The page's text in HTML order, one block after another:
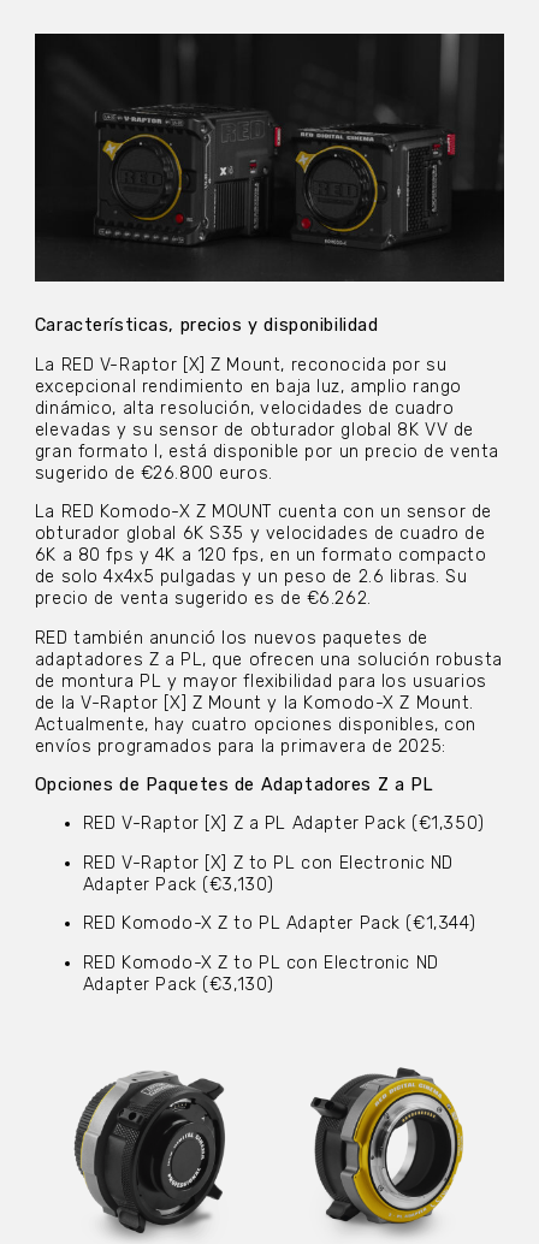
Características, precios y disponibilidad
La RED V-Raptor [X] Z Mount, reconocida por su
excepcional rendimiento en baja luz, amplio rango
dinámico, alta resolución, velocidades de cuadro
elevadas y su sensor de obturador global 8K VV de
gran formato l, está disponible por un precio de venta
sugerido de €26.800 euros.
La RED Komodo-X Z MOUNT cuenta con un sensor de
obturador global 6K S35 y velocidades de cuadro de
6K a 80 fps y 4K a 120 fps, en un formato compacto
de solo 4x4x5 pulgadas y un peso de 2.6 libras. Su
precio de venta sugerido es de €6.262.
RED también anunció los nuevos paquetes de
adaptadores Z a PL, que ofrecen una solución robusta
de montura PL y mayor flexibilidad para los usuarios
de la V-Raptor [X] Z Mount y la Komodo-X Z Mount.
Actualmente, hay cuatro opciones disponibles, con
envíos programados para la primavera de 2025:
Opciones de Paquetes de Adaptadores Z a PL
RED V-Raptor [X] Z a PL Adapter Pack (€1,350)
RED V-Raptor [X] Z to PL con Electronic ND
Adapter Pack (€3,130)
RED Komodo-X Z to PL Adapter Pack (€1,344)
RED Komodo-X Z to PL con Electronic ND
Adapter Pack (€3,130)